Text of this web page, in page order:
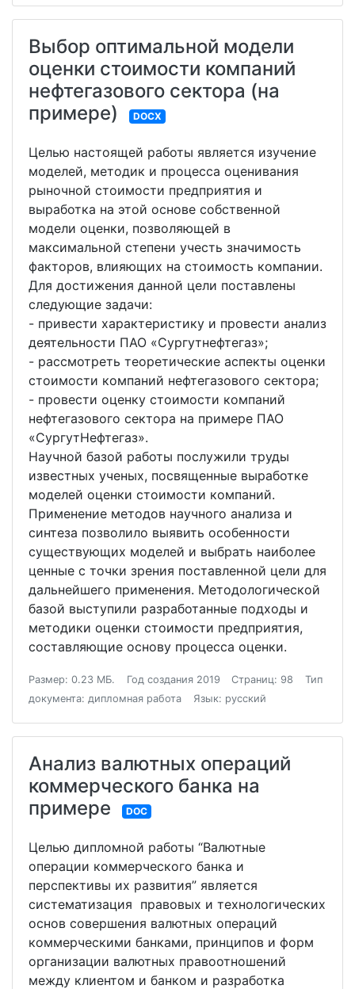
Выбор оптимальной модели
оценки стоимости компаний
нефтегазового сектора (на
примере)
DOCX
Целью настоящей работы является изучение
моделей, методик и процесса оценивания
рыночной стоимости предприятия и
выработка на этой основе собственной
модели оценки, позволяющей в
максимальной степени учесть значимость
факторов, влияющих на стоимость компании.
Для достижения данной цели поставлены
следующие задачи:
- привести характеристику и провести анализ
деятельности ПАО «Сургутнефтегаз»;
- рассмотреть теоретические аспекты оценки
стоимости компаний нефтегазового сектора;
- провести оценку стоимости компаний
нефтегазового сектора на примере ПАО
«СургутНефтегаз».
Научной базой работы послужили труды
известных ученых, посвященные выработке
моделей оценки стоимости компаний.
Применение методов научного анализа и
синтеза позволило выявить особенности
существующих моделей и выбрать наиболее
ценные с точки зрения поставленной цели для
дальнейшего применения. Методологической
базой выступили разработанные подходы и
методики оценки стоимости предприятия,
составляющие основу процесса оценки.
Размер: 0.23 МБ. Год создания 2019 Страниц: 98
Тип
документа: дипломная работа
Язык: русский
Анализ валютных операций
коммерческого банка на
примере
DOC
Целью дипломной работы “Валютные
операции коммерческого банка и
перспективы их развития” является
систематизация правовых и технологических
основ совершения валютных операций
коммерческими банками, принципов и форм
организации валютных правоотношений
между клиентом и банком и разработка